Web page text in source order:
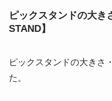
ピックスタンドの大き
STAND】
ピックスタンドの大きさ
た。